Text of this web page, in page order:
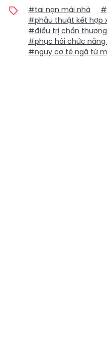
#tai nạn mái nhà
#phẫu thuật kết hợp
#điều trị chấn
#phục hồi chức năng
#nguy cơ té ngã từ